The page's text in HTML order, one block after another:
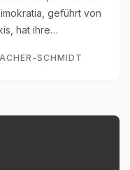
geführt von
hat ihre…
SCHMIDT